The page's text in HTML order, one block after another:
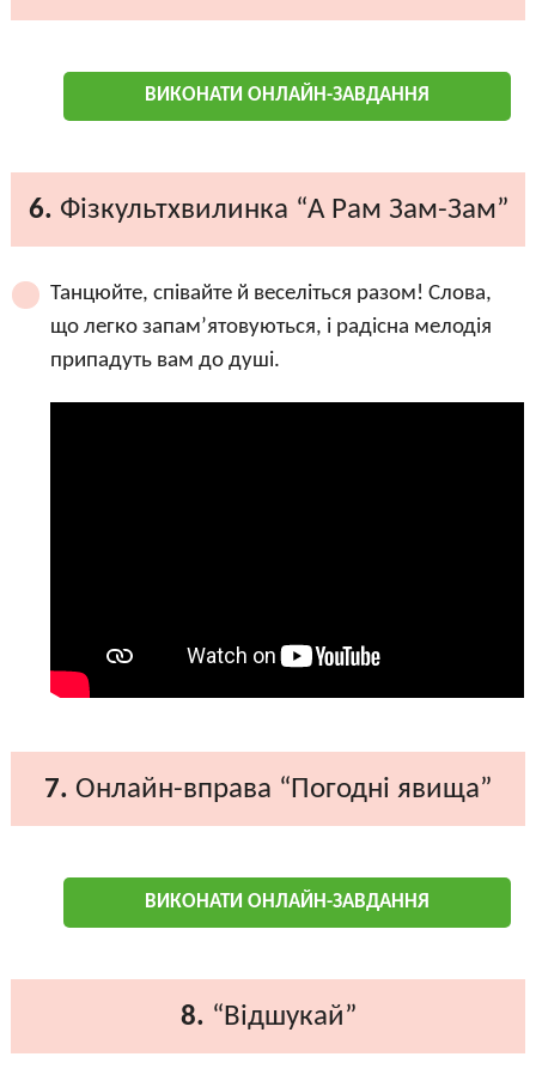
ВИКОНАТИ ОНЛАЙН-ЗАВДАННЯ
6. Фізкультхвилинка “А Рам Зам-Зам”
Танцюйте, співайте й веселіться разом! Слова,
що легко запам’ятовуються, і радісна мелодія
припадуть вам до душі.
7. Онлайн-вправа “Погодні явища”
ВИКОНАТИ ОНЛАЙН-ЗАВДАННЯ
8. “Відшукай”